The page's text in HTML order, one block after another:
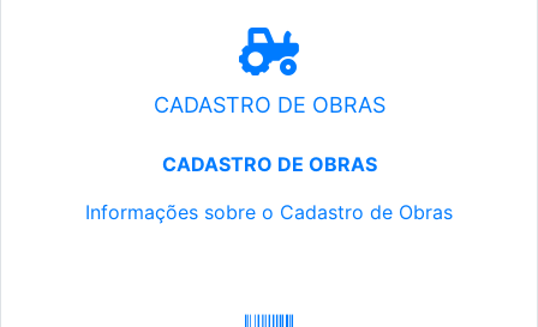
CADASTRO DE OBRAS
CADASTRO DE OBRAS
Informações sobre o Cadastro de Obras